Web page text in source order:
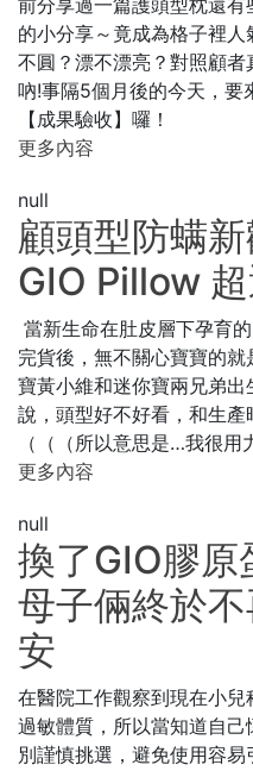
的小分享～竟成為格子裡
不圓？漂不漂亮？對照顧
吶!事隔5個月後的今天，要
【成果驗收】囉！
更多內容
null
顧頭型防螨
GIO Pillow
當新生命在肚皮層下孕育
完貨後，無不關心寶寶的
寶黃小維和迷你寶兩兄弟
說，頭型好不好看，和生
（（（所以意思是…我很用
更多內容
null
換了GIO膠原
母子倆終於
安
在醫院工作觀察到現在小
過敏體質，所以當知道自
別謹慎挑選，避免使用容